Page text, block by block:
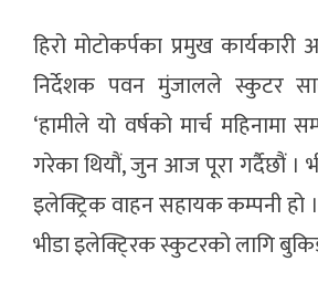
हिरो मोटोकर्पका प्रमुख
निर्देशक पवन मुंजालले स्कुटर
‘हामीले यो वर्षको मार्च महिनामा
गरेका थियौं, जुन आज पूरा गर्दैछौं ।
इलेक्ट्रिक वाहन सहायक कम्पनी हो
भीडा इलेक्टि्रक स्कुटरको लागि